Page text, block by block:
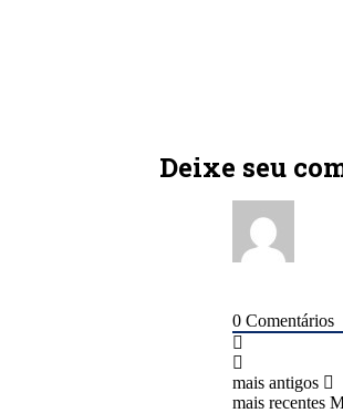
Deixe seu
0 Comentários
mais antigos
mais recentes